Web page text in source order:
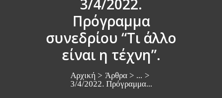
3/4/2022.
Πρόγραμμα
συνεδρίου “Τι άλλο
είναι η τέχνη”.
Αρχική Άρθρα
...
3/4/2022. Πρόγραμμα...
ΔΡΑΣΕΙΣ
ΜΕΤΑΚΙΝΗΣΕΙΣ
ΕΠΙΚΟΙΝΩΝΙΑ